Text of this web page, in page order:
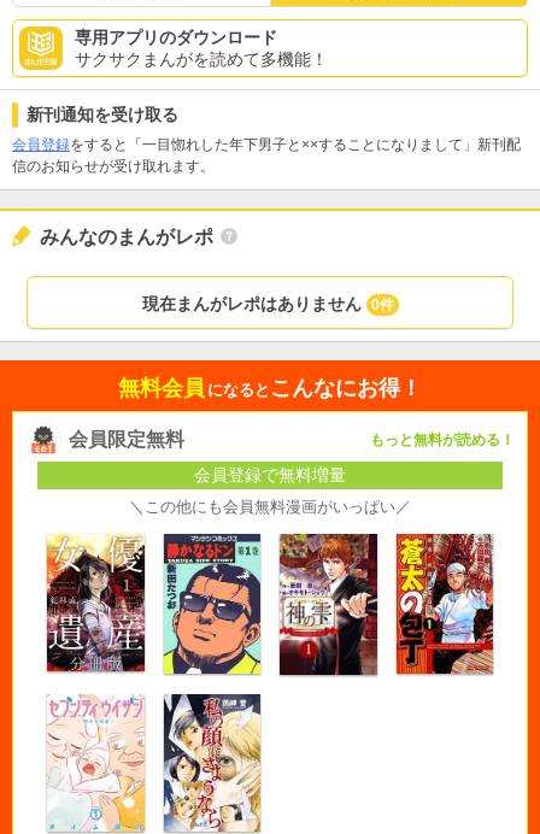
専用アプリのダウンロード
サクサクまんがを読めて多機能！
新刊通知を受け取る
会員登録をすると「一目惚れした年下男子と××することになりまして」新刊配
信のお知らせが受け取れます。
みんなのまんがレポ
現在まんがレポはありません 0件
無料会員 になると こんなにお得！
会員限定無料 もっと無料が読める！
会員登録で無料増量
＼この他にも会員無料漫画がいっぱい／